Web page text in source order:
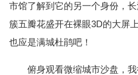
市馆了解到它的另一个身份，
簇五瓣花盛开在裸眼3D的大屏
也应是满城杜鹃吧！
俯身观看微缩城市沙盘，